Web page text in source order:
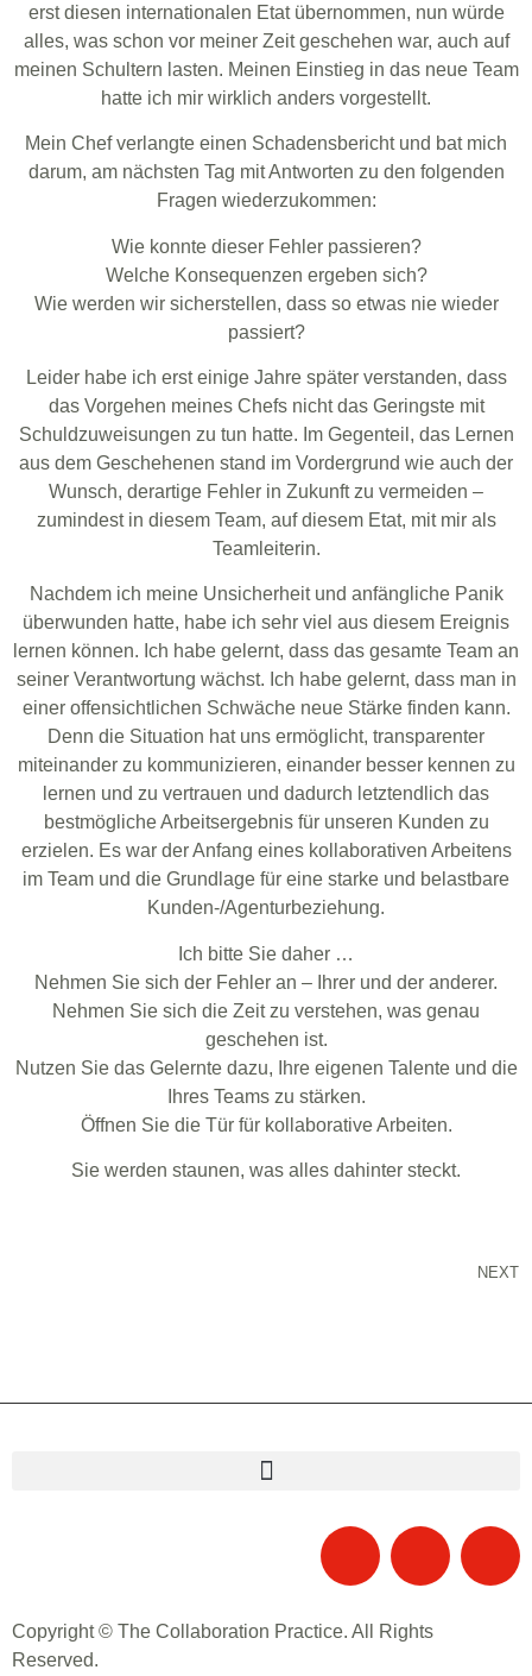
erst diesen internationalen Etat übernommen, nun würde
alles, was schon vor meiner Zeit geschehen war, auch auf
meinen Schultern lasten. Meinen Einstieg in das neue Team
hatte ich mir wirklich anders vorgestellt.
Mein Chef verlangte einen Schadensbericht und bat mich
darum, am nächsten Tag mit Antworten zu den folgenden
Fragen wiederzukommen:
Wie konnte dieser Fehler passieren?
Welche Konsequenzen ergeben sich?
Wie werden wir sicherstellen, dass so etwas nie wieder
passiert?
Leider habe ich erst einige Jahre später verstanden, dass
das Vorgehen meines Chefs nicht das Geringste mit
Schuldzuweisungen zu tun hatte. Im Gegenteil, das Lernen
aus dem Geschehenen stand im Vordergrund wie auch der
Wunsch, derartige Fehler in Zukunft zu vermeiden –
zumindest in diesem Team, auf diesem Etat, mit mir als
Teamleiterin.
Nachdem ich meine Unsicherheit und anfängliche Panik
überwunden hatte, habe ich sehr viel aus diesem Ereignis
lernen können. Ich habe gelernt, dass das gesamte Team an
seiner Verantwortung wächst. Ich habe gelernt, dass man in
einer offensichtlichen Schwäche neue Stärke finden kann.
Denn die Situation hat uns ermöglicht, transparenter
miteinander zu kommunizieren, einander besser kennen zu
lernen und zu vertrauen und dadurch letztendlich das
bestmögliche Arbeitsergebnis für unseren Kunden zu
erzielen. Es war der Anfang eines kollaborativen Arbeitens
im Team und die Grundlage für eine starke und belastbare
Kunden-/Agenturbeziehung.
Ich bitte Sie daher …
Nehmen Sie sich der Fehler an – Ihrer und der anderer.
Nehmen Sie sich die Zeit zu verstehen, was genau
geschehen ist.
Nutzen Sie das Gelernte dazu, Ihre eigenen Talente und die
Ihres Teams zu stärken.
Öffnen Sie die Tür für kollaborative Arbeiten.
Sie werden staunen, was alles dahinter steckt.
NEXT
Copyright © The Collaboration Practice. All Rights
Reserved.